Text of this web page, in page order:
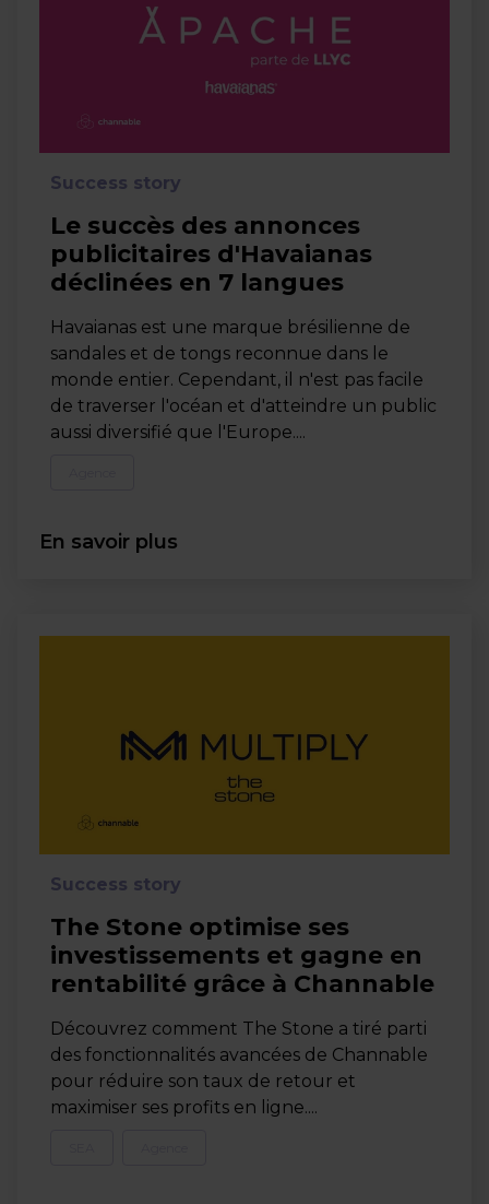
Success story
Le succès des annonces
publicitaires d'Havaianas
déclinées en 7 langues
Havaianas est une marque brésilienne de
sandales et de tongs reconnue dans le
monde entier. Cependant, il n'est pas facile
de traverser l'océan et d'atteindre un public
aussi diversifié que l'Europe....
En savoir plus
Success story
The Stone optimise ses
investissements et gagne en
rentabilité grâce à Channable
Découvrez comment The Stone a tiré parti
des fonctionnalités avancées de Channable
pour réduire son taux de retour et
maximiser ses profits en ligne....